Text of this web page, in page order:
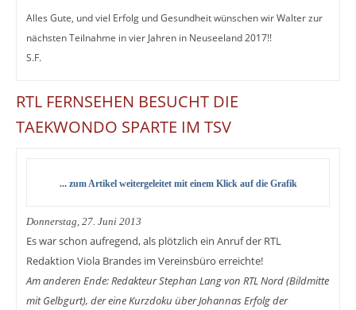
Alles Gute, und viel Erfolg und Gesundheit wünschen wir Walter zur
nächsten Teilnahme in vier Jahren in Neuseeland 2017!!
S.F.
RTL FERNSEHEN BESUCHT DIE
TAEKWONDO SPARTE IM TSV
... zum Artikel weitergeleitet mit einem Klick auf die Grafik
Donnerstag, 27. Juni 2013
Es war schon aufregend, als plötzlich ein Anruf der RTL
Redaktion Viola Brandes im Vereinsbüro erreichte!
Am anderen Ende: Redakteur Stephan Lang von RTL Nord (Bildmitte
mit Gelbgurt), der eine Kurzdoku über Johannas Erfolg der